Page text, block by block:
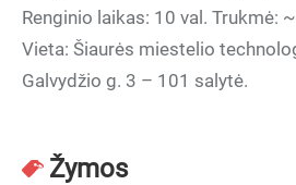
Renginio laikas: 10 val. Trukmė:
Vieta: Šiaurės miestelio
Galvydžio g. 3 – 101 salytė.
Žymos